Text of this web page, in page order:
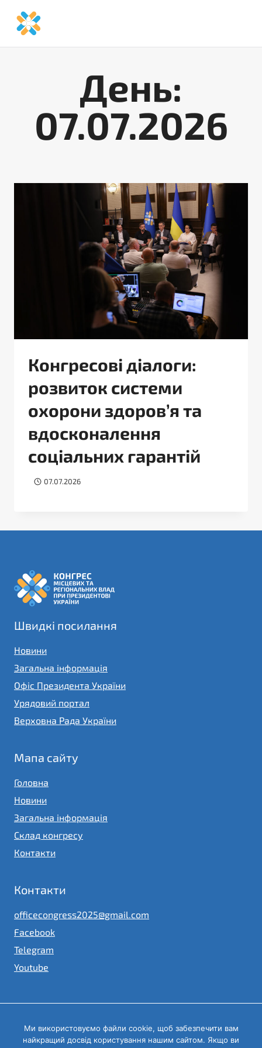
День:
07.07.2026
Конгресові діалоги:
розвиток системи
охорони здоров’я та
вдосконалення
соціальних гарантій
07.07.2026
Швидкі посилання
Новини
Загальна інформація
Офіс Президента України
Урядовий портал
Верховна Рада України
Мапа сайту
Головна
Новини
Загальна інформація
Склад конгресу
Контакти
Контакти
officecongress2025@gmail.com
Facebook
Telegram
Youtube
© 2023
Конгрес місцевих та регіональних влад при Президентові
Ми використовуємо файли cookie, щоб забезпечити вам
найкращий досвід користування нашим сайтом. Якщо ви